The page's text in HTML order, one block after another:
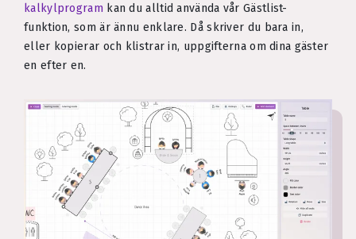
kalkylprogram kan du alltid använda vår Gästlist-
funktion, som är ännu enklare. Då skriver du bara in,
eller kopierar och klistrar in, uppgifterna om dina gäster
en efter en.